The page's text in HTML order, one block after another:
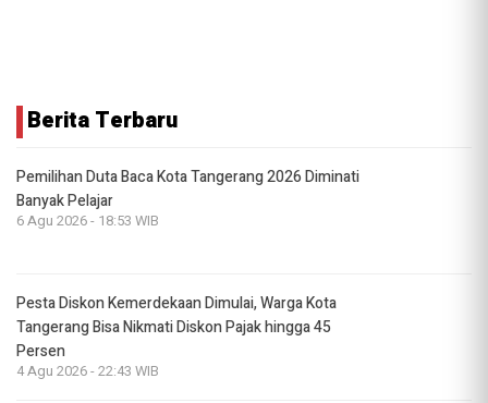
Berita Terbaru
Pemilihan Duta Baca Kota Tangerang 2026 Diminati
Banyak Pelajar
6 Agu 2026 - 18:53 WIB
Pesta Diskon Kemerdekaan Dimulai, Warga Kota
Tangerang Bisa Nikmati Diskon Pajak hingga 45
Persen
4 Agu 2026 - 22:43 WIB